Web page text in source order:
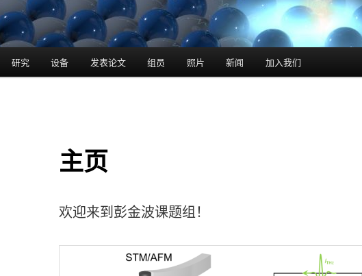
研究 设备 发表论文 组员 照片 新闻 加入我们
主页
欢迎来到彭金波课题组！